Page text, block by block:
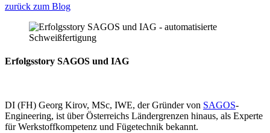
zurück zum Blog
Erfolgsstory SAGOS und IAG
DI (FH) Georg Kirov, MSc, IWE, der Gründer von SAGOS-
Engineering, ist über Österreichs Ländergrenzen hinaus, als Experte
für Werkstoffkompetenz und Fügetechnik bekannt.